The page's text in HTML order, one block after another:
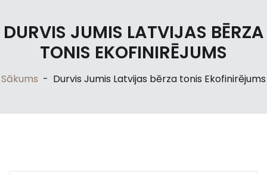
DURVIS JUMIS LATVIJAS BĒRZA
TONIS EKOFINIRĒJUMS
Sākums - Durvis Jumis Latvijas bērza tonis Ekofinirējums